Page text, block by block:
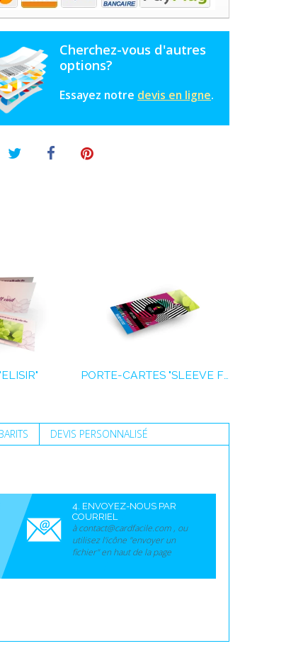
Cherchez-vous d'autres
options?
Essayez notre devis en ligne.
PORTE-CARTES "SLEEVE FIT"
DEVIS PERSONNALISÉ
4. ENVOYEZ-NOUS PAR
COURRIEL
à contact@cardfacile.com , ou
utilisez l'icône "envoyer un
fichier" en haut de la page